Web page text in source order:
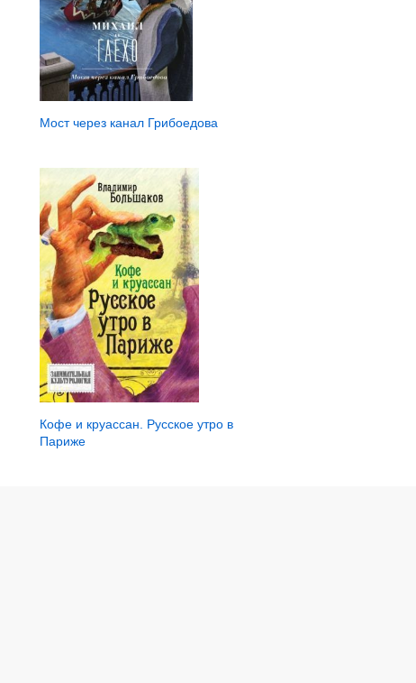
Мост через канал Грибоедова
Кофе и круассан. Русское утро в
Париже